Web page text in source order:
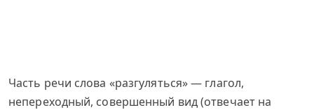
Часть речи слова «разгуляться» — глагол,
непереходный, совершенный вид (отвечает на